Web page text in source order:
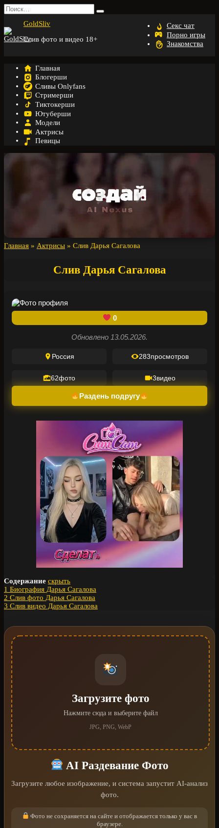
Перейти
к
содержанию
Search
for:
GoldSliv
Слив фото и видео 18+
Секс чат
Порно игры
Знакомства
Главная
Блогерши
Сливы Onlyfans
Стримерши
Тиктокерши
Ютуберши
Модели
Актрисы
Певицы
Главная » Актрисы » Слив Дарья Сагалова
Слив Дарья Сагалова
0
Обновлено 13.05.2026.
Россия 283просмотров
62фото 3видео
Раздень подругу
Содержание скрыть
1 Биография Дарья Сагалова
2 Слив фото Дарья Сагалова
3 Слив видео Дарья Сагалова
Загрузите фото
Нажмите сюда и выберите файл
JPG, PNG, WebP
AI Раздевание Фото
Загрузите любое изображение, и система запустит AI-анализ
фото.
Фото не сохраняется на сайте и отображается только у вас в
браузере.